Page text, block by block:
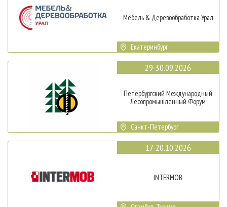
Мебель & Деревообработка Урал
Екатеринбург
29-30.09.2026
Петербургский Международный
Лесопромышленный Форум
Санкт-Петербург
17-20.10.2026
INTERMOB